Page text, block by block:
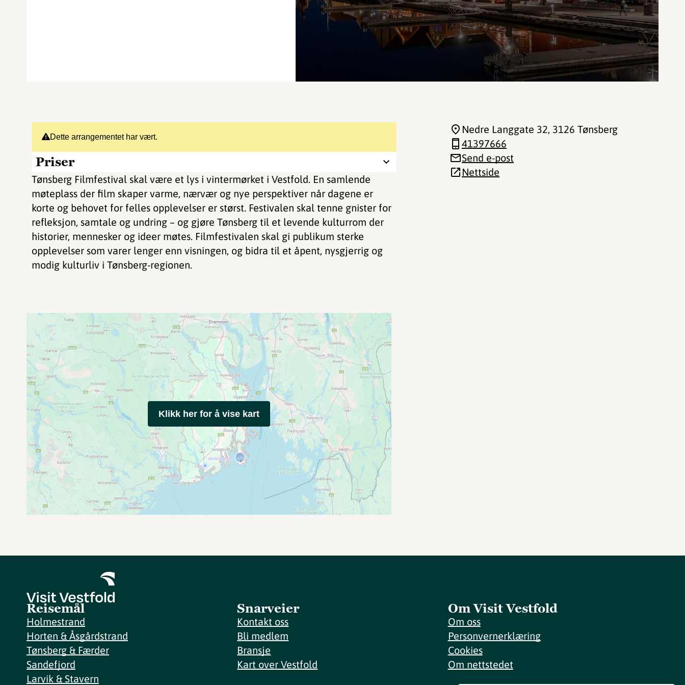
Dette arrangementet har vært.
Priser
Tønsberg Filmfestival skal være et lys i vintermørket i Vestfold. En samlende
møteplass der film skaper varme, nærvær og nye perspektiver når dagene er
korte og behovet for felles opplevelser er størst. Festivalen skal tenne gnister for
refleksjon, samtale og undring – og gjøre Tønsberg til et levende kulturrom der
historier, mennesker og ideer møtes. Filmfestivalen skal gi publikum sterke
opplevelser som varer lenger enn visningen, og bidra til et åpent, nysgjerrig og
modig kulturliv i Tønsberg-regionen.
Nedre Langgate 32, 3126 Tønsberg
41397666
Send e-post
Nettside
Klikk her for å vise kart
Reisemål
Holmestrand
Horten & Åsgårdstrand
Tønsberg & Færder
Sandefjord
Larvik & Stavern
Snarveier
Kontakt oss
Bli medlem
Bransje
Kart over Vestfold
Om Visit Vestfold
Om oss
Personvernerklæring
Cookies
Om nettstedet